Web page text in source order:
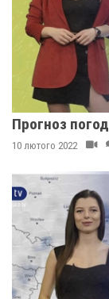
Прогноз
10 лютого 2022